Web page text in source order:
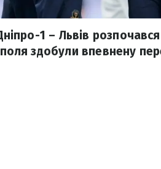
1 – Львів
здобули впевнену